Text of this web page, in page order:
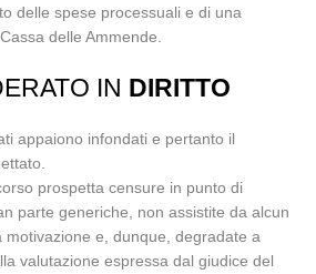
delle spese processuali e di una
delle Ammende.
IN DIRITTO
appaiono infondati e pertanto il
prospetta censure in punto di
parte generiche, non assistite da alcun
motivazione e, dunque, degradate a
valutazione espressa dal giudice del